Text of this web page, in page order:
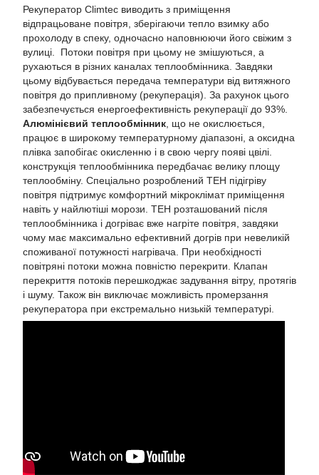
Рекуператор Climtec виводить з приміщення
відпрацьоване повітря, зберігаючи тепло взимку або
прохолоду в спеку, одночасно наповнюючи його свіжим з
вулиці.
Потоки повітря при цьому не змішуються, а
рухаються в різних каналах теплообмінника. Завдяки
цьому відбувається передача температури від витяжного
повітря до припливному (рекуперація). За рахунок цього
забезпечується енергоефективність рекуперації до 93%.
Алюмінієвий теплообмінник, що не окислюється,
працює в широкому температурному діапазоні, а оксидна
плівка запобігає окисленню і в свою чергу появі цвілі.
конструкція теплообмінника передбачає велику площу
теплообміну. Спеціально розроблений ТЕН підігріву
повітря підтримує комфортний мікроклімат приміщення
навіть у найлютіші морози. ТЕН розташований після
теплообмінника і догріває вже нагріте повітря, завдяки
чому має максимально ефективний догрів при невеликій
споживаної потужності нагрівача. При необхідності
повітряні потоки можна повністю перекрити. Клапан
перекриття потоків перешкоджає задування вітру, протягів
і шуму. Також він виключає можливість промерзання
рекуператора при екстремально низькій температурі.